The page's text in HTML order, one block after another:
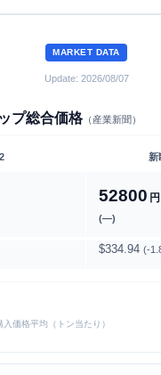
MARKET DATA
Update: 2026/08/07
プ総合価格（産業新聞）
新
52800 円
(―)
$334.94 (-
価格平均（トン当たり）